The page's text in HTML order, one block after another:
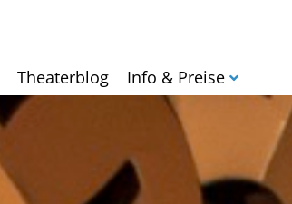
Theaterblog Info & Preise